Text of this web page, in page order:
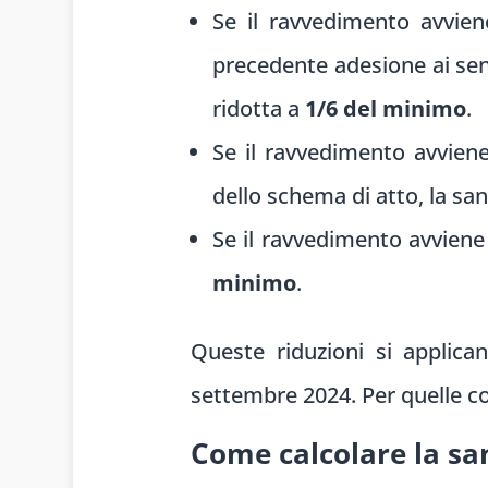
Se il ravvedimento
precedente adesione ai
ridotta a 1/6 del minimo.
Se il ravvedimento
dello schema di atto, la
Se il ravvedimento
minimo.
Queste riduzioni si
settembre 2024. Per quelle
Come calcolare la